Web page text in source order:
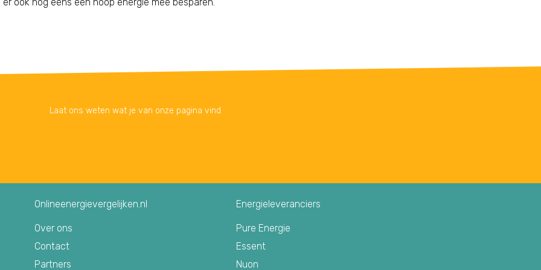
Laat ons weten wat je van onze pagina vind
Onlineenergievergelijken.nl
Over ons
Contact
Partners
Energieleveranciers
Pure Energie
Essent
Nuon